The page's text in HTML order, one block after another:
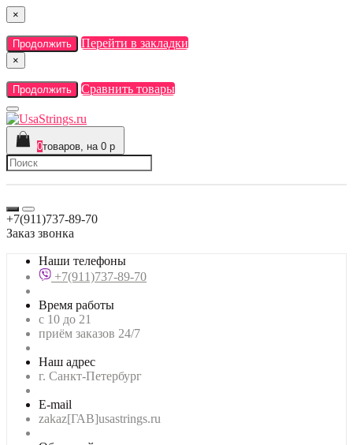
×
Продолжить Перейти в закладки
×
Продолжить Сравнить товары
0товаров, на 0 р
+7(911)737-89-70
Заказ звонка
Наши телефоны
+7(911)737-89-70
Время работы
с 10 до 21
приём заказов 24/7
Наш адрес
г. Санкт-Петербург
E-mail
zakaz[ГАВ]usastrings.ru